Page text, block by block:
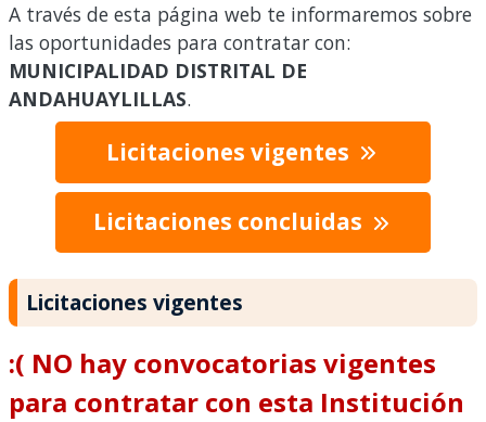
A través de esta página web te informaremos sobre
las oportunidades para contratar con:
MUNICIPALIDAD DISTRITAL DE
ANDAHUAYLILLAS.
Licitaciones vigentes
Licitaciones concluidas
Licitaciones vigentes
:( NO hay convocatorias vigentes
para contratar con esta Institución